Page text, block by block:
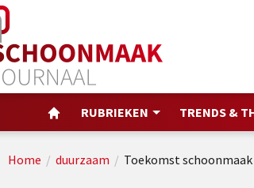
RUBRIEKEN TRENDS &
Home / duurzaam / Toekomst